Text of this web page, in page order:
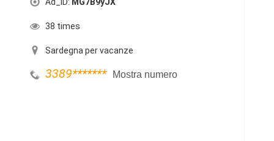
38 times
Sardegna per vacanze
3389******* Mostra numero